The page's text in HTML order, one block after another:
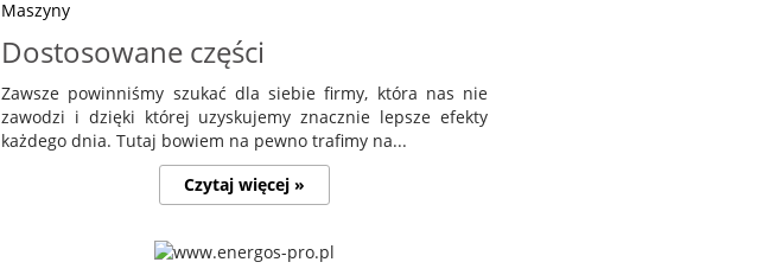
Maszyny
Dostosowane części
Zawsze powinniśmy szukać dla siebie firmy, która nas nie
zawodzi i dzięki której uzyskujemy znacznie lepsze efekty
każdego dnia. Tutaj bowiem na pewno trafimy na...
Czytaj więcej »